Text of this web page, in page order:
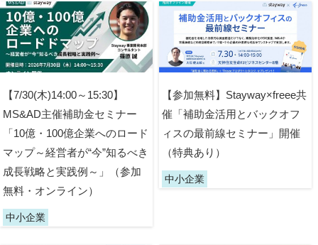
【7/30(木)14:00～15:30】
MS&AD主催補助金セミナー
「10億・100億企業へのロード
マップ～経営者が“今”知るべき
成長戦略と実践例～」（参加
無料・オンライン）
中小企業
【参加無料】Stayway×freee共
催「補助金活用とバックオフ
ィスの最前線セミナー」開催
（特典あり）
中小企業